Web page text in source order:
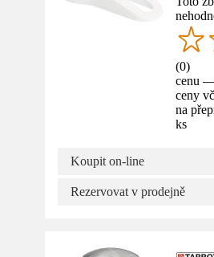
(0)
cenu
ceny
na
ks
Koupit on-line
Rezervovat v prodejně